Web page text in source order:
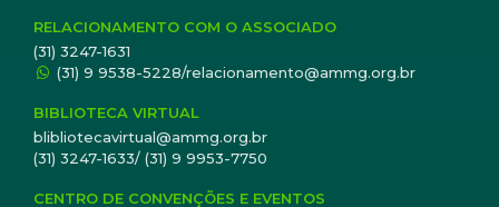
RELACIONAMENTO COM O ASSOCIADO
(31) 3247-1631
(31) 9 9538-5228/relacionamento@ammg.org.br
BIBLIOTECA VIRTUAL
blibliotecavirtual@ammg.org.br
(31) 3247-1633/ (31) 9 9953-7750
CENTRO DE CONVENÇÕES E EVENTOS